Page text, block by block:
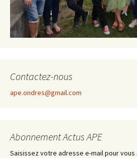
Contactez-nous
ape.ondres@gmail.com
Abonnement Actus APE
Saisissez votre adresse e-mail pour